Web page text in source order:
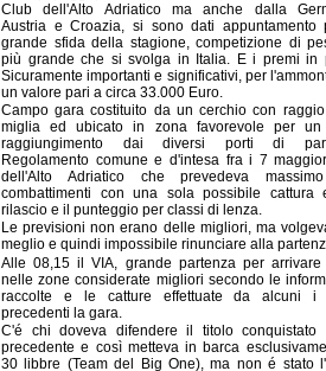
Club dell'Alto Adriatico ma anche dalla
Austria e Croazia, si sono dati appuntamento
grande sfida della stagione, competizione di
più grande che si svolga in Italia. E i premi in
Sicuramente importanti e significativi, per
un valore pari a circa 33.000 Euro.
Campo gara costituito da un cerchio con
miglia ed ubicato in zona favorevole per un
raggiungimento dai diversi porti di
Regolamento comune e d'intesa fra i 7
dell'Alto Adriatico che prevedeva
combattimenti con una sola possibile cattura
rilascio e il punteggio per classi di lenza.
Le previsioni non erano delle migliori, ma
meglio e quindi impossibile rinunciare alla
Alle 08,15 il VIA, grande partenza per arrivare
nelle zone considerate migliori secondo le
raccolte e le catture effettuate da alcuni i
precedenti la gara.
C'é chi doveva difendere il titolo conquistato
precedente e così metteva in barca
30 libbre (Team del Big One), ma non é stato